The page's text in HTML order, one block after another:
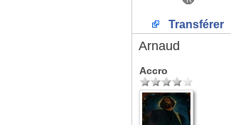
Transférer
Arnaud
Accro